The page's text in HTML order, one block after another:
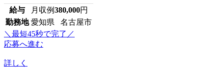
給与 月収例380,000円
勤務地 愛知県 名古屋市
＼最短45秒で完了／
応募へ進む
詳しく